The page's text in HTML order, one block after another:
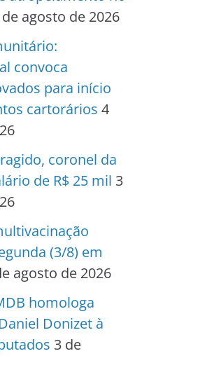
agosto de 2026
convoca
para início
cartorários 4
coronel da
de R$ 25 mil 3
(3/8) em
agosto de 2026
homologa
Donizet à
3 de